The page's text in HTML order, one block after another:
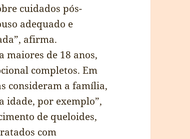
cuidados pós-
adequado e
afirma.
maiores de 18 anos,
completos. Em
consideram a família,
idade, por exemplo”,
de queloides,
com